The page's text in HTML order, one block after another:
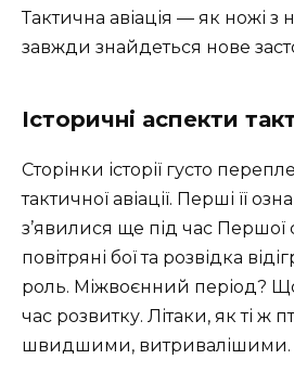
Тактична авіація — як ножі з
завжди знайдеться нове
Історичні аспекти
Сторінки історії густо
тактичної авіації. Перші її
з’явилися ще під час Першої
повітряні бої та розвідка
роль. Міжвоєнний період?
час розвитку. Літаки, як ті ж
швидшими, витривалішими.